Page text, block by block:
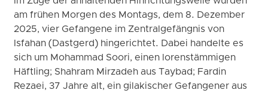
am frühen Morgen des Montags, dem 8. Dezember
2025, vier Gefangene im Zentralgefängnis von
Isfahan (Dastgerd) hingerichtet. Dabei handelte es
sich um Mohammad Soori, einen lorenstämmigen
Häftling; Shahram Mirzadeh aus Taybad; Fardin
Rezaei, 37 Jahre alt, ein gilakischer Gefangener aus